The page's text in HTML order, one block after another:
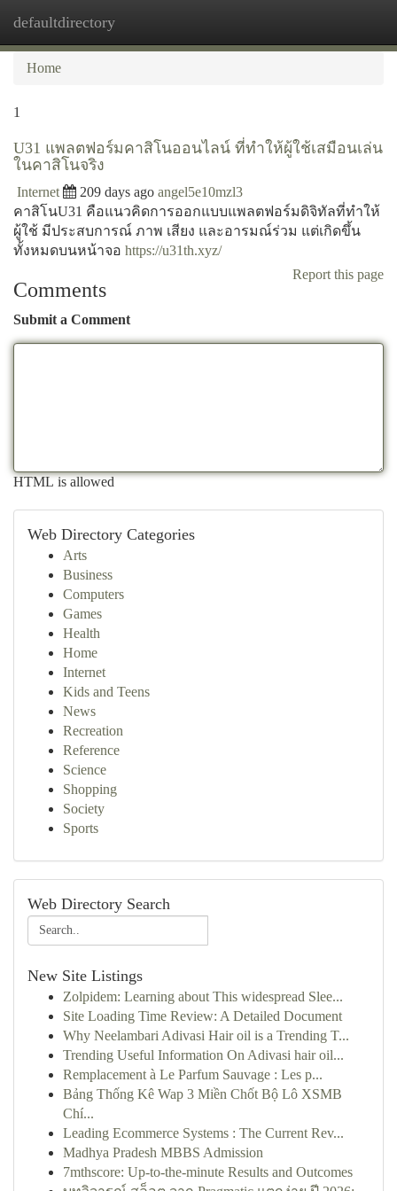
defaultdirectory
Home
1
U31 แพลตฟอร์มคาสิโนออนไลน์ ที่ทำให้ผู้ใช้เสมือนเล่น
ในคาสิโนจริง
Internet 209 days ago angel5e10mzl3
คาสิโนU31 คือแนวคิดการออกแบบแพลตฟอร์มดิจิทัลที่ทำให้
ผู้ใช้ มีประสบการณ์ ภาพ เสียง และอารมณ์ร่วม แต่เกิดขึ้น
ทั้งหมดบนหน้าจอ https://u31th.xyz/
Report this page
Comments
Submit a Comment
HTML is allowed
Web Directory Categories
Arts
Business
Computers
Games
Health
Home
Internet
Kids and Teens
News
Recreation
Reference
Science
Shopping
Society
Sports
Web Directory Search
New Site Listings
Zolpidem: Learning about This widespread Slee...
Site Loading Time Review: A Detailed Document
Why Neelambari Adivasi Hair oil is a Trending T...
Trending Useful Information On Adivasi hair oil...
Remplacement à Le Parfum Sauvage : Les p...
Bảng Thống Kê Wap 3 Miền Chốt Bộ Lô XSMB
Chí...
Leading Ecommerce Systems : The Current Rev...
Madhya Pradesh MBBS Admission
7mthscore: Up-to-the-minute Results and Outcomes